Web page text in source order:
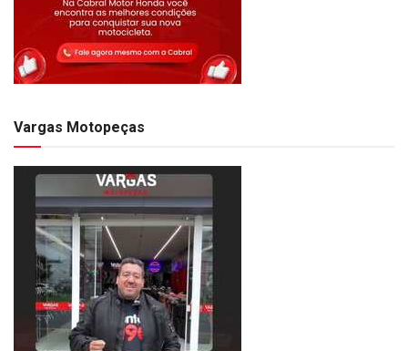
Vargas Motopeças